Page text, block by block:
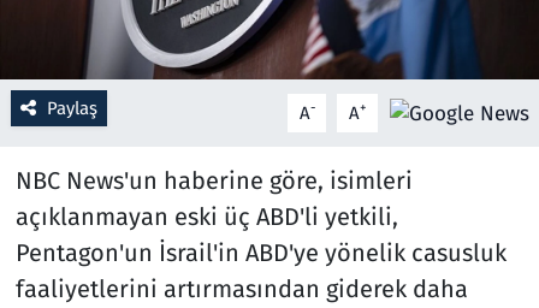
Paylaş A- A+
NBC News'un haberine göre, isimleri
açıklanmayan eski üç ABD'li yetkili,
Pentagon'un İsrail'in ABD'ye yönelik casusluk
faaliyetlerini artırmasından giderek daha
Seçim 2023
Spor
Teknoloji ve Bilim
Televizyon